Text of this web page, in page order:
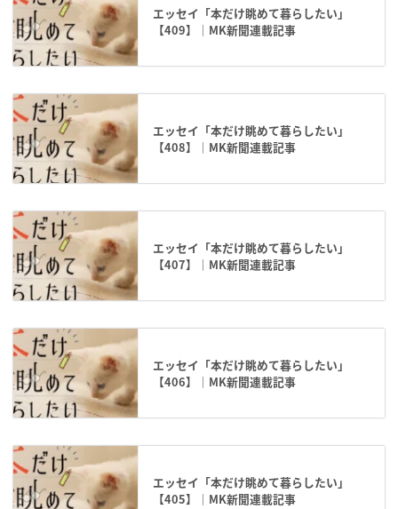
エッセイ「本だけ眺めて暮らしたい」
【409】｜MK新聞連載記事
エッセイ「本だけ眺めて暮らしたい」
【408】｜MK新聞連載記事
エッセイ「本だけ眺めて暮らしたい」
【407】｜MK新聞連載記事
エッセイ「本だけ眺めて暮らしたい」
【406】｜MK新聞連載記事
エッセイ「本だけ眺めて暮らしたい」
【405】｜MK新聞連載記事